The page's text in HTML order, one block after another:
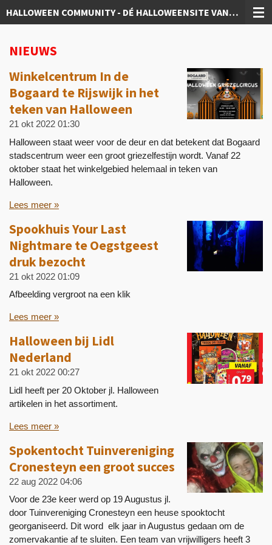
Ga
direct
de
HALLOWEEN COMMUNITY - DÉ HALLOWEENSITE VAN NEDERLAND!
NIEUWS
Winkelcentrum In de
Bogaard te Rijswijk in het
teken van Halloween
21 okt 2022 01:30
Halloween staat weer voor de deur en dat betekent dat Bogaard
stadscentrum weer een groot griezelfestijn wordt. Vanaf 22
oktober staat het winkelgebied helemaal in teken van
Halloween.
Lees meer »
Spookhuis Your Last
Nightmare te Oegstgeest
druk bezocht
21 okt 2022 01:09
Afbeelding vergroot na een klik
Lees meer »
Halloween bij Lidl
Nederland
21 okt 2022 00:27
Lidl heeft per 20 Oktober jl. Halloween
artikelen in het assortiment.
Lees meer »
Spokentocht Tuinvereniging
Cronesteyn een groot succes
22 aug 2022 04:06
Voor de 23e keer werd op 19 Augustus jl.
door Tuinvereniging Cronesteyn een heuse spooktocht
georganiseerd. Dit word elk jaar in Augustus gedaan om de
zomervakantie af te sluiten. Een team van vrijwilligers heeft 3